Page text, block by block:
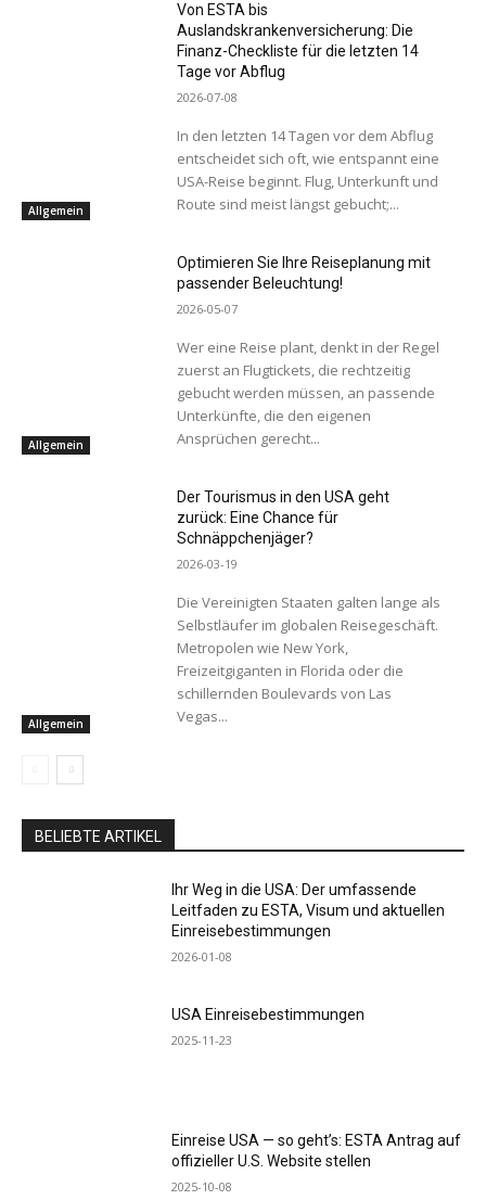
Allgemein
Von ESTA bis
Auslandskrankenversicherung: Die
Finanz-Checkliste für die letzten 14
Tage vor Abflug
2026-07-08
In den letzten 14 Tagen vor dem Abflug
entscheidet sich oft, wie entspannt eine
USA-Reise beginnt. Flug, Unterkunft und
Route sind meist längst gebucht;...
Allgemein
Optimieren Sie Ihre Reiseplanung mit
passender Beleuchtung!
2026-05-07
Wer eine Reise plant, denkt in der Regel
zuerst an Flugtickets, die rechtzeitig
gebucht werden müssen, an passende
Unterkünfte, die den eigenen
Ansprüchen gerecht...
Allgemein
Der Tourismus in den USA geht
zurück: Eine Chance für
Schnäppchenjäger?
2026-03-19
Die Vereinigten Staaten galten lange als
Selbstläufer im globalen Reisegeschäft.
Metropolen wie New York,
Freizeitgiganten in Florida oder die
schillernden Boulevards von Las
Vegas...
BELIEBTE ARTIKEL
Ihr Weg in die USA: Der umfassende
Leitfaden zu ESTA, Visum und aktuellen
Einreisebestimmungen
2026-01-08
USA Einreisebestimmungen
2025-11-23
Einreise USA — so geht’s: ESTA Antrag auf
offizieller U.S. Website stellen
2025-10-08